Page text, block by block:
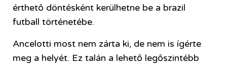
érthető döntésként kerülhetne be a brazil
futball történetébe.
Ancelotti most nem zárta ki, de nem is ígérte
meg a helyét. Ez talán a lehető legőszintébb